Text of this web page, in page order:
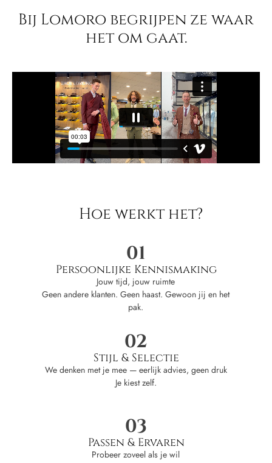
Bij Lomoro begrijpen ze waar
het om gaat.
Hoe werkt het?
01
Persoonlijke Kennismaking
Jouw tijd, jouw ruimte
Geen andere klanten. Geen haast. Gewoon jij en het
pak.
02
Stijl & Selectie
We denken met je mee — eerlijk advies, geen druk
Je kiest zelf.
03
Passen & Ervaren
Probeer zoveel als je wil